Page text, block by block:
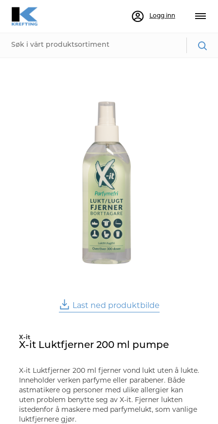
Logg inn
Last ned produktbilde
X-it
X-it Luktfjerner 200 ml pumpe
X-it Luktfjerner 200 ml fjerner vond lukt uten å lukte.
Inneholder verken parfyme eller parabener. Både
astmatikere og personer med ulike allergier kan
uten problem benytte seg av X-it. Fjerner lukten
istedenfor å maskere med parfymelukt, som vanlige
luktfjernere gjør.